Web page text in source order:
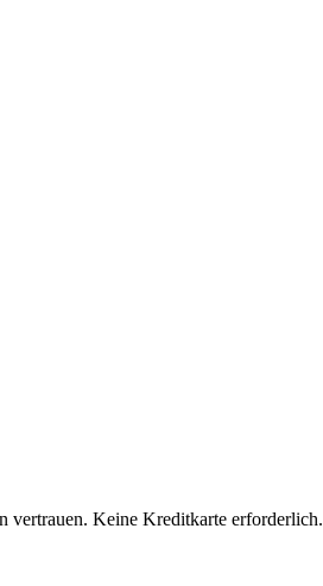
vertrauen. Keine Kreditkarte erforderlich.